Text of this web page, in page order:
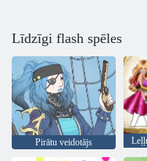
Līdzīgi flash spēles
Pirātu veidotājs